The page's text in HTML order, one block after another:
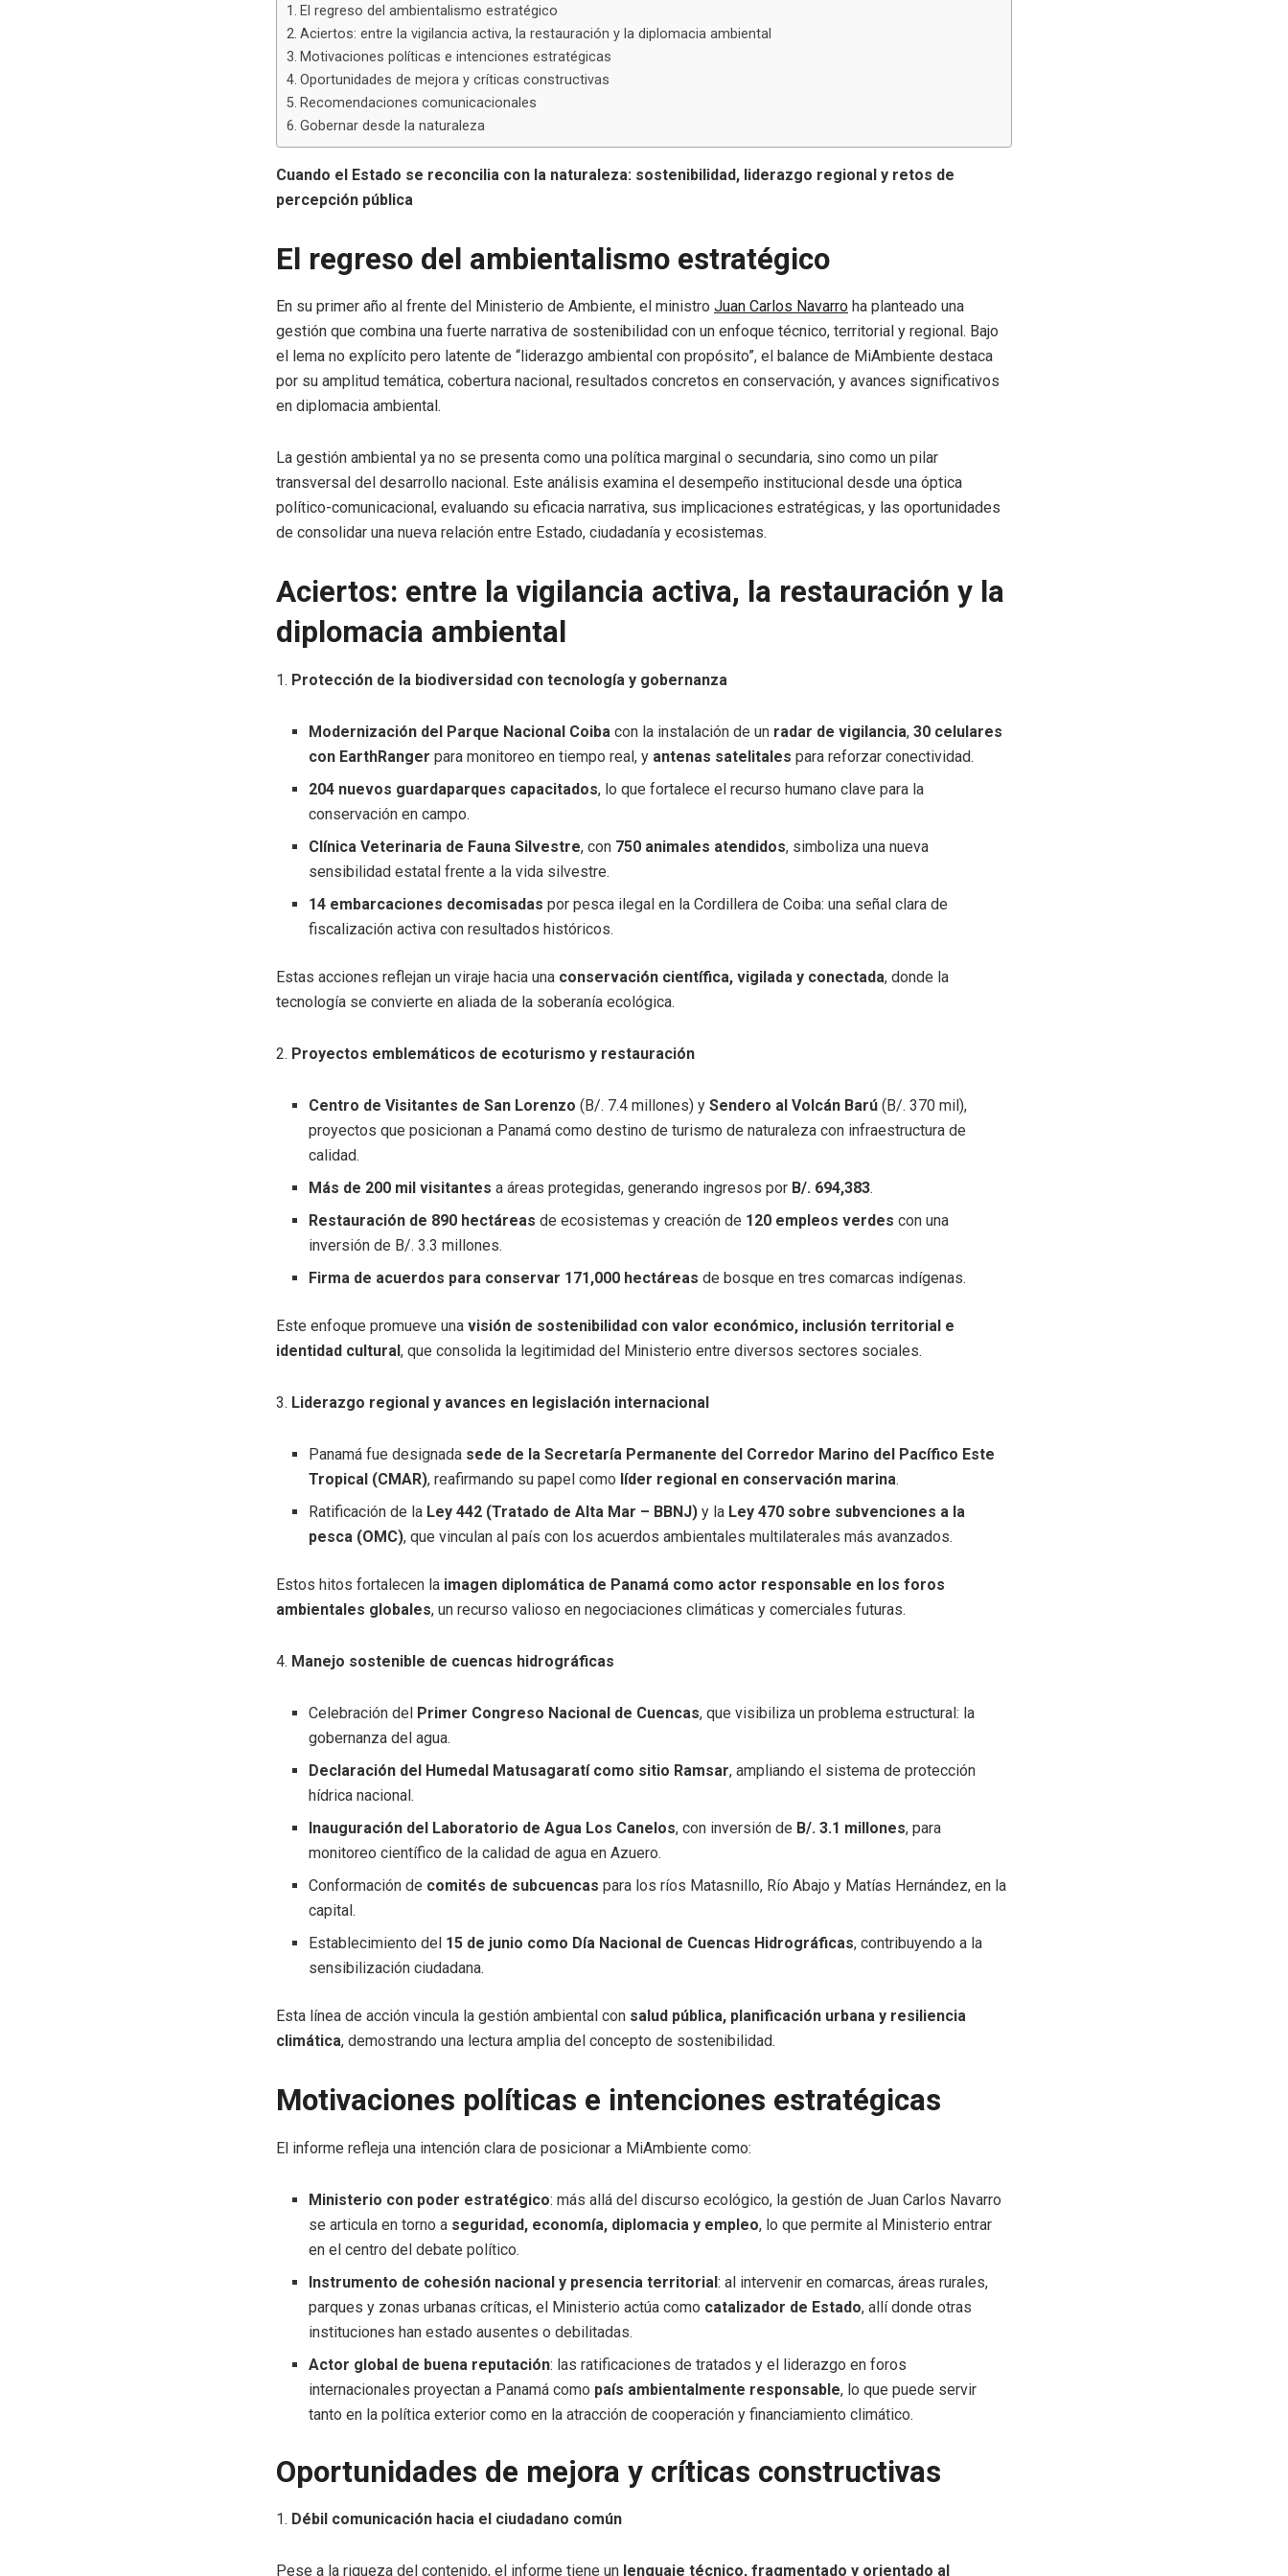
El regreso del ambientalismo estratégico
Aciertos: entre la vigilancia activa, la restauración y la diplomacia ambiental
Motivaciones políticas e intenciones estratégicas
Oportunidades de mejora y críticas constructivas
Recomendaciones comunicacionales
Gobernar desde la naturaleza
Cuando el Estado se reconcilia con la naturaleza: sostenibilidad, liderazgo regional y retos de
percepción pública
El regreso del ambientalismo estratégico
En su primer año al frente del Ministerio de Ambiente, el ministro Juan Carlos Navarro ha planteado una
gestión que combina una fuerte narrativa de sostenibilidad con un enfoque técnico, territorial y regional. Bajo
el lema no explícito pero latente de “liderazgo ambiental con propósito”, el balance de MiAmbiente destaca
por su amplitud temática, cobertura nacional, resultados concretos en conservación, y avances significativos
en diplomacia ambiental.
La gestión ambiental ya no se presenta como una política marginal o secundaria, sino como un pilar
transversal del desarrollo nacional. Este análisis examina el desempeño institucional desde una óptica
político-comunicacional, evaluando su eficacia narrativa, sus implicaciones estratégicas, y las oportunidades
de consolidar una nueva relación entre Estado, ciudadanía y ecosistemas.
Aciertos: entre la vigilancia activa, la restauración y la
diplomacia ambiental
1. Protección de la biodiversidad con tecnología y gobernanza
Modernización del Parque Nacional Coiba con la instalación de un radar de vigilancia,30 celulares
con EarthRanger para monitoreo en tiempo real, y antenas satelitales para reforzar conectividad.
204 nuevos guardaparques capacitados, lo que fortalece el recurso humano clave para la
conservación en campo.
Clínica Veterinaria de Fauna Silvestre, con 750 animales atendidos, simboliza una nueva
sensibilidad estatal frente a la vida silvestre.
14 embarcaciones decomisadas por pesca ilegal en la Cordillera de Coiba: una señal clara de
fiscalización activa con resultados históricos.
Estas acciones reflejan un viraje hacia una conservación científica, vigilada y conectada, donde la
tecnología se convierte en aliada de la soberanía ecológica.
2. Proyectos emblemáticos de ecoturismo y restauración
Centro de Visitantes de San Lorenzo (B/. 7.4 millones) ySendero al Volcán Barú (B/. 370 mil),
proyectos que posicionan a Panamá como destino de turismo de naturaleza con infraestructura de
calidad.
Más de 200 mil visitantes a áreas protegidas, generando ingresos por B/. 694,383.
Restauración de 890 hectáreas de ecosistemas y creación de 120 empleos verdes con una
inversión de B/. 3.3 millones.
Firma de acuerdos para conservar 171,000 hectáreas de bosque en tres comarcas indígenas.
Este enfoque promueve una visión de sostenibilidad con valor económico, inclusión territorial e
identidad cultural, que consolida la legitimidad del Ministerio entre diversos sectores sociales.
3. Liderazgo regional y avances en legislación internacional
Panamá fue designada sede de la Secretaría Permanente del Corredor Marino del Pacífico Este
Tropical (CMAR), reafirmando su papel como líder regional en conservación marina.
Ratificación de la Ley 442 (Tratado de Alta Mar – BBNJ) y la Ley 470 sobre subvenciones a la
pesca (OMC), que vinculan al país con los acuerdos ambientales multilaterales más avanzados.
Estos hitos fortalecen la imagen diplomática de Panamá como actor responsable en los foros
ambientales globales, un recurso valioso en negociaciones climáticas y comerciales futuras.
4. Manejo sostenible de cuencas hidrográficas
Celebración del Primer Congreso Nacional de Cuencas, que visibiliza un problema estructural: la
gobernanza del agua.
Declaración del Humedal Matusagaratí como sitio Ramsar, ampliando el sistema de protección
hídrica nacional.
Inauguración del Laboratorio de Agua Los Canelos, con inversión de B/. 3.1 millones, para
monitoreo científico de la calidad de agua en Azuero.
Conformación de comités de subcuencas para los ríos Matasnillo, Río Abajo y Matías Hernández, en la
capital.
Establecimiento del 15 de junio como Día Nacional de Cuencas Hidrográficas, contribuyendo a la
sensibilización ciudadana.
Esta línea de acción vincula la gestión ambiental con salud pública, planificación urbana y resiliencia
climática, demostrando una lectura amplia del concepto de sostenibilidad.
Motivaciones políticas e intenciones estratégicas
El informe refleja una intención clara de posicionar a MiAmbiente como:
Ministerio con poder estratégico: más allá del discurso ecológico, la gestión de Juan Carlos Navarro
se articula en torno a seguridad, economía, diplomacia y empleo, lo que permite al Ministerio entrar
en el centro del debate político.
Instrumento de cohesión nacional y presencia territorial: al intervenir en comarcas, áreas rurales,
parques y zonas urbanas críticas, el Ministerio actúa como catalizador de Estado, allí donde otras
instituciones han estado ausentes o debilitadas.
Actor global de buena reputación: las ratificaciones de tratados y el liderazgo en foros
internacionales proyectan a Panamá como país ambientalmente responsable, lo que puede servir
tanto en la política exterior como en la atracción de cooperación y financiamiento climático.
Oportunidades de mejora y críticas constructivas
1. Débil comunicación hacia el ciudadano común
Pese a la riqueza del contenido, el informe tiene un lenguaje técnico, fragmentado y orientado al